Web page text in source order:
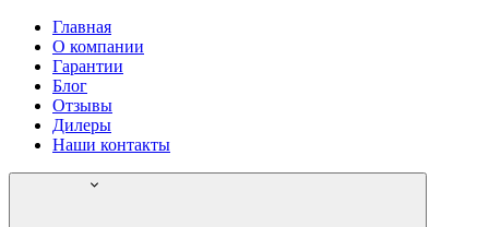
Главная
О компании
Гарантии
Блог
Отзывы
Дилеры
Наши контакты